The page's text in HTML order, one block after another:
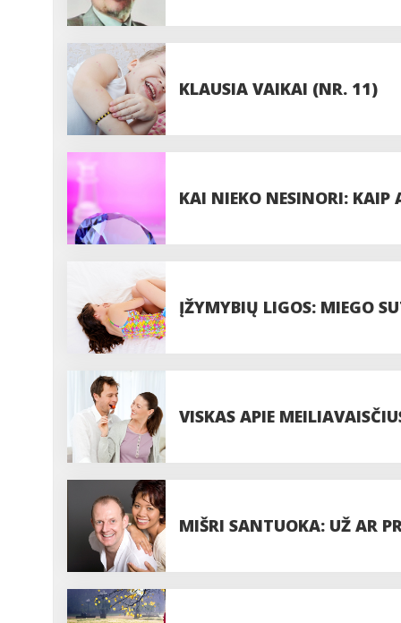
KLAUSIA VAIKAI (NR. 11)
KAI NIEKO NESINORI: KAIP
ĮŽYMYBIŲ LIGOS: MIEGO
VISKAS APIE
MIŠRI SANTUOKA: UŽ AR